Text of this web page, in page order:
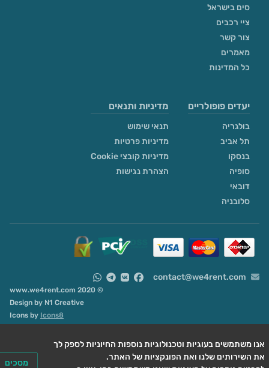
משתמשים בעוגיות וטכנולוגיות נוספות החיוניות לספק לך
מסכים
סים בישראל
ציי רכבים
צור קשר
מאמרים
כל המדינות
יעדים פופולריים
בולגריה
תל אביב
בנסקו
סופיה
דובאי
סלובניה
מדיניות ותנאים
תנאי שימוש
מדיניות פרטיות
מדיניות קובצי Cookie
הצהרת נגישות
contact@we4rent.com
Design by N1 Creative
Icons byIcons8